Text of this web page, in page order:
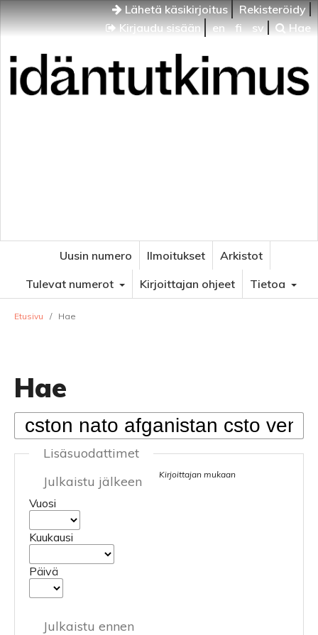
Lähetä käsikirjoitus
Rekisteröidy
Kirjaudu sisään
en fi sv Hae
Uusin numero Ilmoitukset
Arkistot
Tulevat numerot
Kirjoittajan ohjeet Tietoa
Etusivu / Hae
Hae
Lisäsuodattimet
Julkaistu jälkeen
Vuosi
Kuukausi
Päivä
Julkaistu ennen
Kirjoittajan mukaan